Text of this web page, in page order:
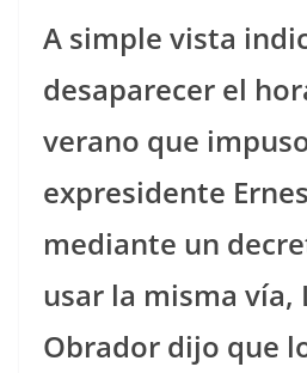
A simple vista
desaparecer el
verano que
expresidente
mediante un
usar la misma vía,
Obrador dijo que